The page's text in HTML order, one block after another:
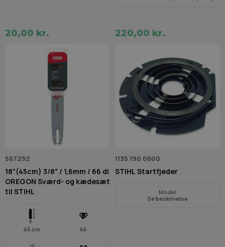
20,00 kr. 220,00 kr.
567292
18"(45cm) 3/8" / 1,6mm / 66 dl
OREGON Sværd- og kædesæt
til STIHL
45 cm 66
1135 190 0600
STIHL Startfjeder
Model
Se beskrivelse